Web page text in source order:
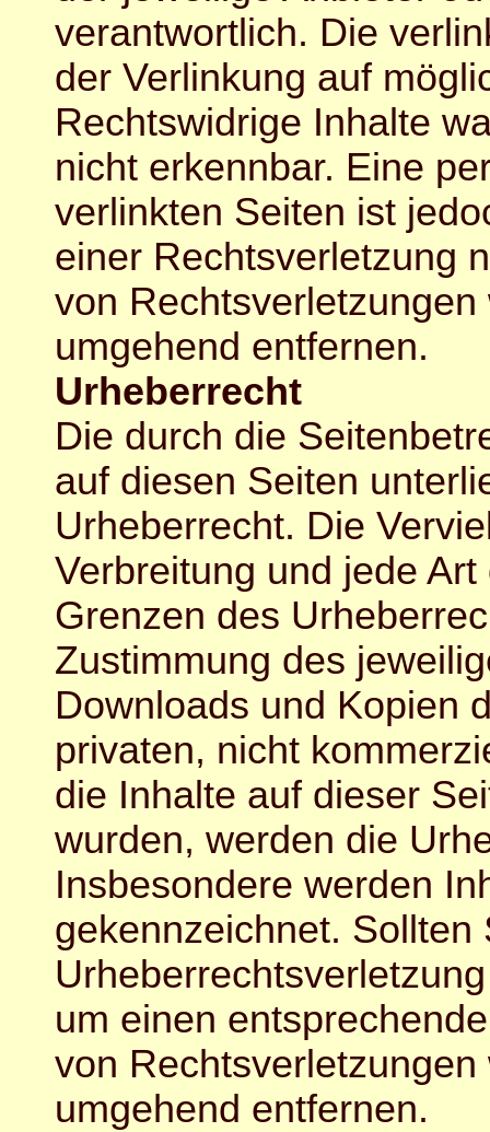
verantwortlich. Die
der Verlinkung auf
Rechtswidrige Inhalte
nicht erkennbar. Eine
verlinkten Seiten ist
einer Rechtsverletzung
von
umgehend entfernen.
Urheberrecht
Die durch die
auf diesen Seiten
Urheberrecht. Die
Verbreitung und jede
Grenzen des
Zustimmung des
Downloads und Kopien
privaten, nicht
die Inhalte auf dieser
wurden, werden die
Insbesondere werden
gekennzeichnet.
um einen
von
umgehend entfernen.